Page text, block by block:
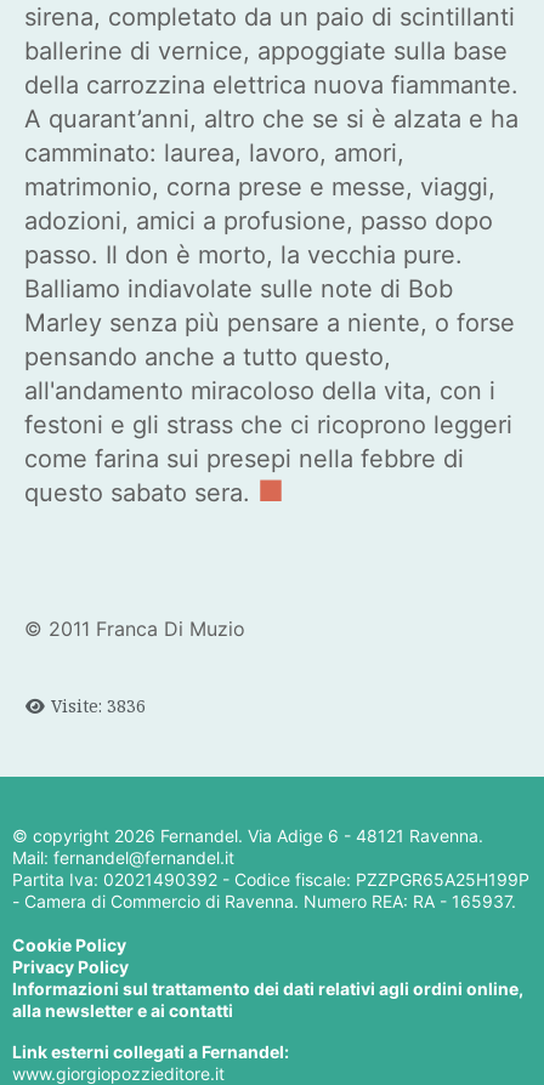
sirena, completato da un paio di scintillanti
ballerine di vernice, appoggiate sulla base
della carrozzina elettrica nuova fiammante.
A quarant’anni, altro che se si è alzata e ha
camminato: laurea, lavoro, amori,
matrimonio, corna prese e messe, viaggi,
adozioni, amici a profusione, passo dopo
passo. Il don è morto, la vecchia pure.
Balliamo indiavolate sulle note di Bob
Marley senza più pensare a niente, o forse
pensando anche a tutto questo,
all'andamento miracoloso della vita, con i
festoni e gli strass che ci ricoprono leggeri
come farina sui presepi nella febbre di
questo sabato sera. ■
© 2011 Franca Di Muzio
Visite: 3836
© copyright 2026 Fernandel. Via Adige 6 - 48121 Ravenna.
Mail: fernandel@fernandel.it
Partita Iva: 02021490392 - Codice fiscale: PZZPGR65A25H199P
- Camera di Commercio di Ravenna. Numero REA: RA - 165937.
Cookie Policy
Privacy Policy
Informazioni sul trattamento dei dati relativi agli ordini online,
alla newsletter e ai contatti
Link esterni collegati a Fernandel:
www.giorgiopozzieditore.it